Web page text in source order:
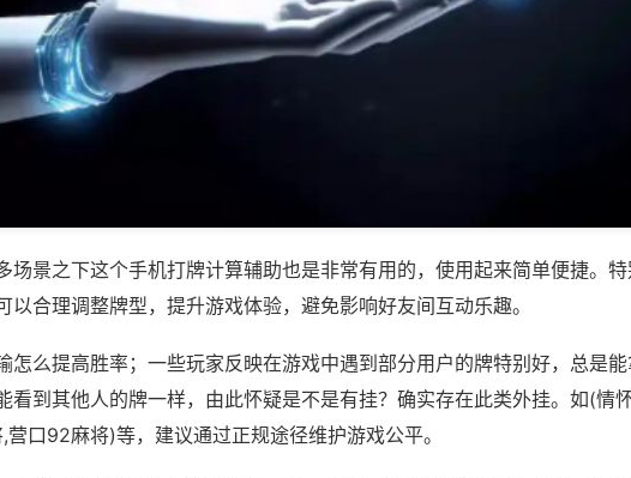
场景之下这个手机打牌计算辅助也是非常有用的，使用起来简单便捷。
以合理调整牌型，提升游戏体验，避免影响好友间互动乐趣。
怎么提高胜率；一些玩家反映在游戏中遇到部分用户的牌特别好，总是
看到其他人的牌一样，由此怀疑是不是有挂？确实存在此类外挂。如(情
口92麻将)等，建议通过正规途径维护游戏公平。